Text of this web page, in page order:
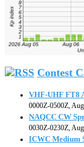
Contest
VHF-UHF FT8
0000Z-0500Z,
NAQCC CW
0030Z-0230Z,
ICWC Medium